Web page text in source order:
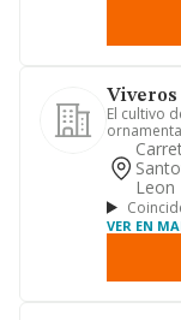
El cultivo
Leon
VER EN